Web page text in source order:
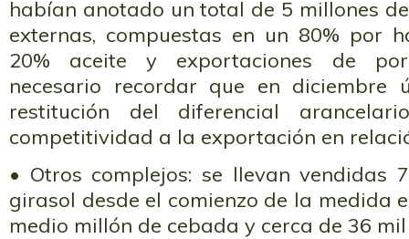
habían anotado un total de 5 millones
externas, compuestas en un 80% por
20% aceite y exportaciones de
necesario recordar que en diciembre
restitución del diferencial
competitividad a la exportación en
• Otros complejos: se llevan vendidas
girasol desde el comienzo de la medida
medio millón de cebada y cerca de 36